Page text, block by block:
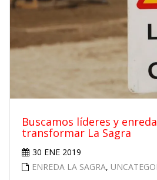
Buscamos líderes y
transformar La Sagra
30 ENE 2019
ENREDA LA SAGRA,